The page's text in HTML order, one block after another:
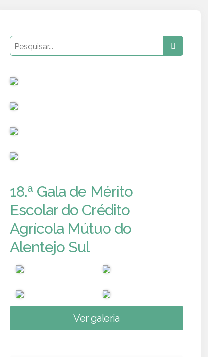
18.ª Gala de Mérito
Escolar do Crédito
Agrícola Mútuo do
Alentejo Sul
Ver galeria